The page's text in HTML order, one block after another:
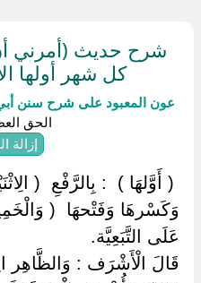
شرح حديث (أمرني
كل شهر أولها
عون المعبود على شرح سنن
الحق
إزالة
‏( أَوَّلهَا ) ‏ ‏: بِالرَّفْعِ ‏ ‏(
وَكَسْرهَا وَفَتْحهَا ‏ ‏(
عَلَى التَّبَعِيَّة.
قَالَ الْأَشْرَف : وَالظَّاهِر